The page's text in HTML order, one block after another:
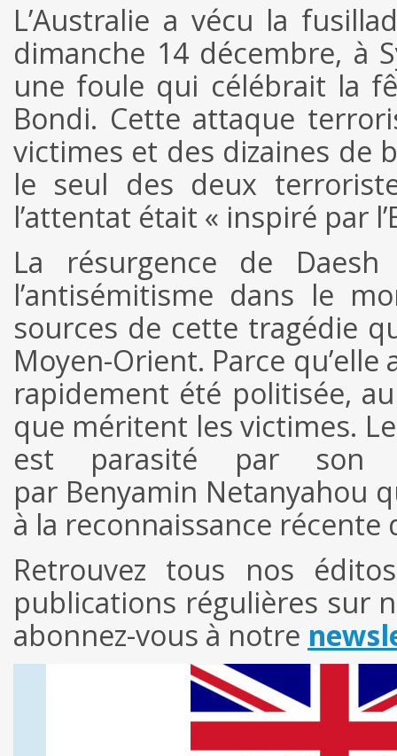
L’Australie a vécu la
dimanche 14 décembre, à
une foule qui célébrait la
Bondi. Cette attaque
victimes et des dizaines de
le seul des deux
l’attentat était « inspiré par
La résurgence de
l’antisémitisme dans le
sources de cette tragédie
Moyen-Orient. Parce qu’elle
rapidement été politisée,
que méritent les victimes.
est parasité par son
par Benyamin Netanyahou
à la reconnaissance récente
Retrouvez tous nos
publications régulières sur
abonnez-vous à notre